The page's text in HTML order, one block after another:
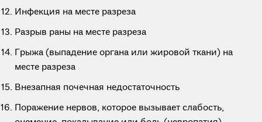
Инфекция на месте разреза
Разрыв раны на месте разреза
Грыжа (выпадение органа или жировой ткани) на
месте разреза
Внезапная почечная недостаточность
Поражение нервов, которое вызывает слабость,